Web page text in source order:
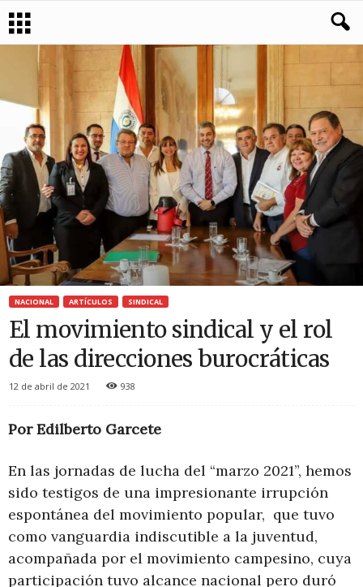
NACIONAL ARTÍCULOS SINDICAL
El movimiento sindical y el rol
de las direcciones burocráticas
12 de abril de 2021 938
Por Edilberto Garcete
En las jornadas de lucha del “marzo 2021”, hemos
sido testigos de una impresionante irrupción
espontánea del movimiento popular, que tuvo
como vanguardia indiscutible a la juventud,
acompañada por el movimiento campesino, cuya
participación tuvo alcance nacional pero duró